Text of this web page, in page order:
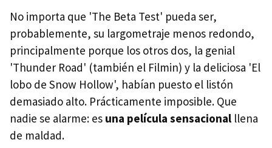
No importa que 'The Beta Test' pueda ser,
probablemente, su largometraje menos redondo,
principalmente porque los otros dos, la genial
'Thunder Road' (también el Filmin) y la deliciosa 'El
lobo de Snow Hollow', habían puesto el listón
demasiado alto. Prácticamente imposible. Que
nadie se alarme: es una película sensacional llena
de maldad.